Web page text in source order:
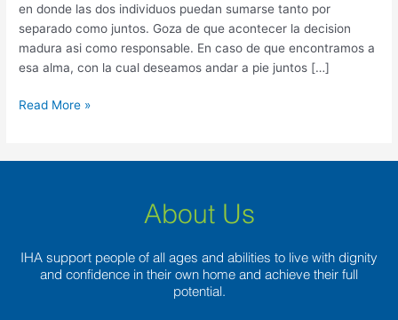
en donde las dos individuos puedan sumarse tanto por
separado como juntos. Goza de que acontecer la decision
madura asi­ como responsable. En caso de que encontramos a
esa alma, con la cual deseamos andar a pie juntos […]
una
diferente
cristiano
Read More »
About Us
IHA support people of all ages and abilities to live with dignity
and confidence in their own home and achieve their full
potential.